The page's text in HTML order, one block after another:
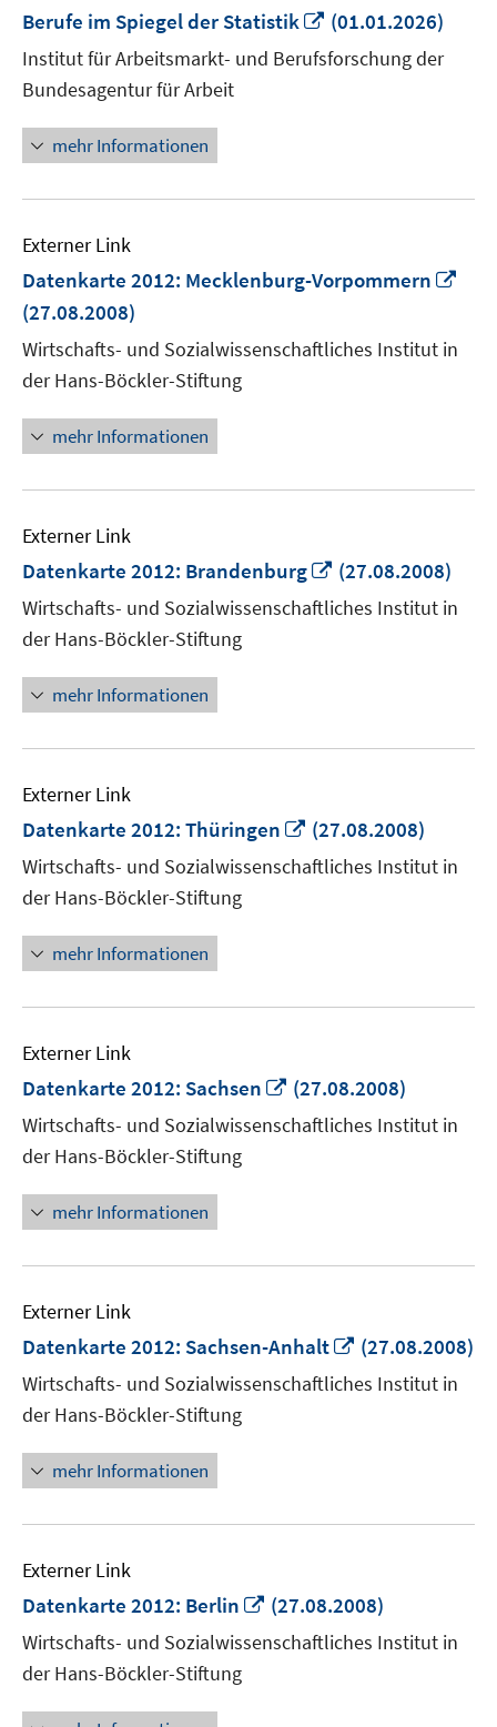
Berufe im Spiegel der Statistik
In
neuem
Fenster
(01.01.2026)
Institut für Arbeitsmarkt- und Berufsforschung der
Bundesagentur für Arbeit
mehr Informationen
Externer Link
Datenkarte 2012: Mecklenburg-Vorpommern
(27.08.2008)
Wirtschafts- und Sozialwissenschaftliches Institut in
der Hans-Böckler-Stiftung
mehr Informationen
Externer Link
Datenkarte 2012: Brandenburg
In
neuem
Fenster
(27.08.2008)
Wirtschafts- und Sozialwissenschaftliches Institut in
der Hans-Böckler-Stiftung
mehr Informationen
Externer Link
Datenkarte 2012: Thüringen
In
neuem
Fenster
(27.08.2008)
Wirtschafts- und Sozialwissenschaftliches Institut in
der Hans-Böckler-Stiftung
mehr Informationen
Externer Link
Datenkarte 2012: Sachsen
In
neuem
Fenster
(27.08.2008)
Wirtschafts- und Sozialwissenschaftliches Institut in
der Hans-Böckler-Stiftung
mehr Informationen
Externer Link
Datenkarte 2012: Sachsen-Anhalt
In
neuem
Fenster
(27.08.2008)
Wirtschafts- und Sozialwissenschaftliches Institut in
der Hans-Böckler-Stiftung
mehr Informationen
Externer Link
Datenkarte 2012: Berlin
In
neuem
Fenster
(27.08.2008)
Wirtschafts- und Sozialwissenschaftliches Institut in
der Hans-Böckler-Stiftung